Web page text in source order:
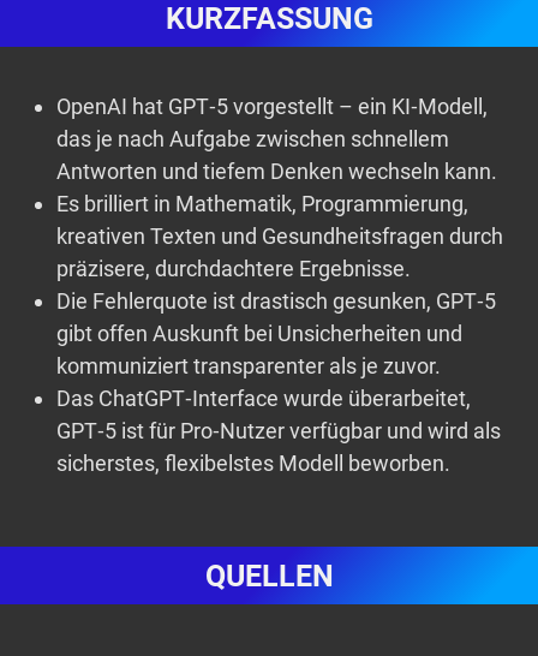
KURZFASSUNG
OpenAI hat GPT‑5 vorgestellt – ein KI‑Modell,
das je nach Aufgabe zwischen schnellem
Antworten und tiefem Denken wechseln kann.
Es brilliert in Mathematik, Programmierung,
kreativen Texten und Gesundheitsfragen durch
präzisere, durchdachtere Ergebnisse.
Die Fehlerquote ist drastisch gesunken, GPT‑5
gibt offen Auskunft bei Unsicherheiten und
kommuniziert transparenter als je zuvor.
Das ChatGPT‑Interface wurde überarbeitet,
GPT‑5 ist für Pro‑Nutzer verfügbar und wird als
sicherstes, flexibelstes Modell beworben.
QUELLEN